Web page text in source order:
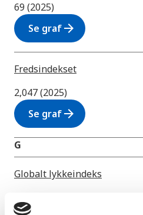
69 (2025)
Se grafarrow_forward
Fredsindekset
2,047 (2025)
Se grafarrow_forward
G
Globalt lykkeindeks